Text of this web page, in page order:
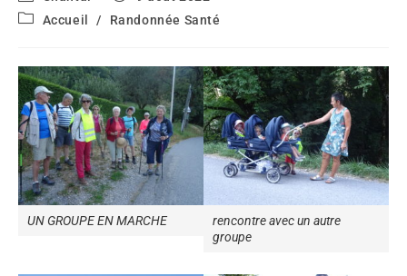
de
la
PostAccueil / Randonnée Santé
UN GROUPE EN MARCHE
rencontre avec un autre
groupe